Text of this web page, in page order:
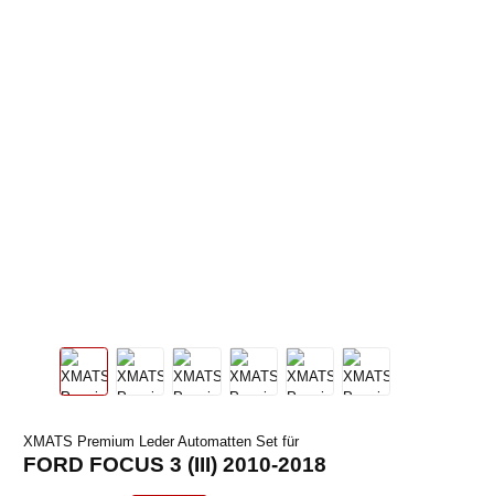
XMATS Premium Leder Automatten Set für
FORD FOCUS 3 (III) 2010-2018